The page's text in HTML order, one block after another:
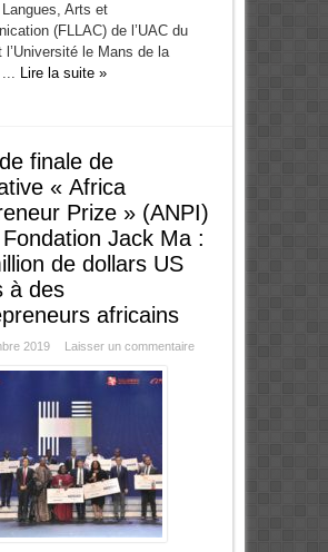
Arts et
(FLLAC) de l’UAC du
l’Université le Mans de la
... Lire la suite »
finale de
« Africa
Prize » (ANPI)
Jack Ma :
de dollars US
à des
africains
2019 Laisser un commentaire